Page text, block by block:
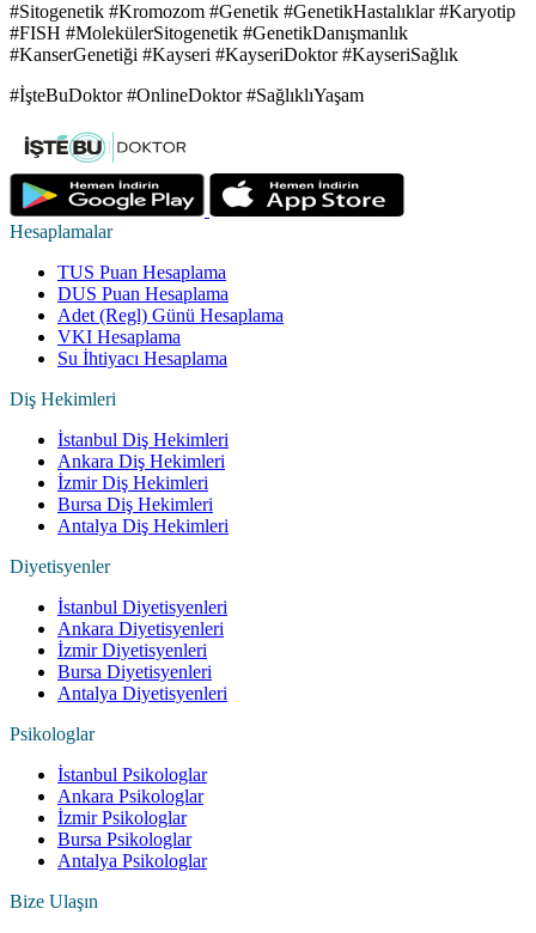
#Sitogenetik #Kromozom #Genetik #GenetikHastalıklar #Karyotip
#FISH #MolekülerSitogenetik #GenetikDanışmanlık
#KanserGenetiği #Kayseri #KayseriDoktor #KayseriSağlık
#İşteBuDoktor #OnlineDoktor #SağlıklıYaşam
Hesaplamalar
TUS Puan Hesaplama
DUS Puan Hesaplama
Adet (Regl) Günü Hesaplama
VKI Hesaplama
Su İhtiyacı Hesaplama
Diş Hekimleri
İstanbul Diş Hekimleri
Ankara Diş Hekimleri
İzmir Diş Hekimleri
Bursa Diş Hekimleri
Antalya Diş Hekimleri
Diyetisyenler
İstanbul Diyetisyenleri
Ankara Diyetisyenleri
İzmir Diyetisyenleri
Bursa Diyetisyenleri
Antalya Diyetisyenleri
Psikologlar
İstanbul Psikologlar
Ankara Psikologlar
İzmir Psikologlar
Bursa Psikologlar
Antalya Psikologlar
Bize Ulaşın